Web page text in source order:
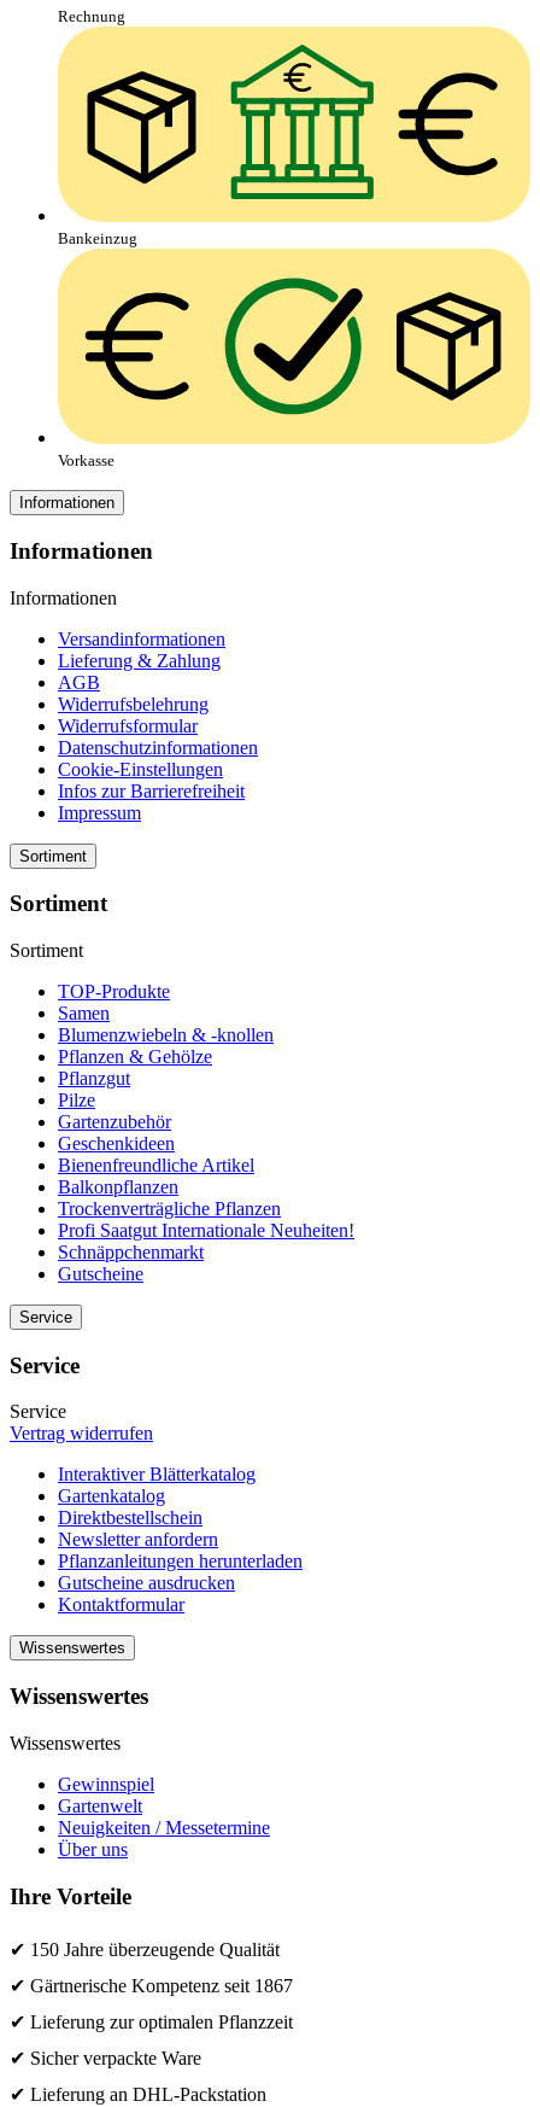
Rechnung
Bankeinzug
Vorkasse
Informationen
Informationen
Informationen
Versandinformationen
Lieferung & Zahlung
AGB
Widerrufsbelehrung
Widerrufsformular
Datenschutzinformationen
Cookie-Einstellungen
Infos zur Barrierefreiheit
Impressum
Sortiment
Sortiment
Sortiment
TOP-Produkte
Samen
Blumenzwiebeln & -knollen
Pflanzen & Gehölze
Pflanzgut
Pilze
Gartenzubehör
Geschenkideen
Bienenfreundliche Artikel
Balkonpflanzen
Trockenverträgliche Pflanzen
Profi Saatgut Internationale Neuheiten!
Schnäppchenmarkt
Gutscheine
Service
Service
Service
Vertrag widerrufen
Interaktiver Blätterkatalog
Gartenkatalog
Direktbestellschein
Newsletter anfordern
Pflanzanleitungen herunterladen
Gutscheine ausdrucken
Kontaktformular
Wissenswertes
Wissenswertes
Wissenswertes
Gewinnspiel
Gartenwelt
Neuigkeiten / Messetermine
Über uns
Ihre Vorteile
✔ 150 Jahre überzeugende Qualität
✔ Gärtnerische Kompetenz seit 1867
✔ Lieferung zur optimalen Pflanzzeit
✔ Sicher verpackte Ware
✔ Lieferung an DHL-Packstation